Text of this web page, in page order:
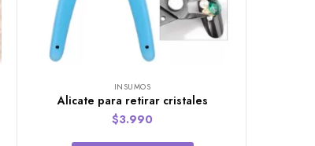
INSUMOS
Alicate para retirar cristales
$3.990